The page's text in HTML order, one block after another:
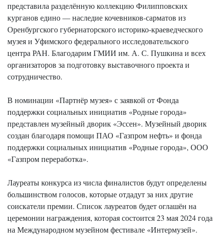
представила разделённую коллекцию Филипповских
курганов едино — наследие кочевников-сарматов из
Оренбургского губернаторского историко-краеведческого
музея и Уфимского федерального исследовательского
центра РАН. Благодарим ГМИИ им. А. С. Пушкина и всех
организаторов за подготовку выставочного проекта и
сотрудничество.
В номинации «Партнёр музея» с заявкой от Фонда
поддержки социальных инициатив «Родные города»
представлен музейный дворик «Эссен». Музейный дворик
создан благодаря помощи ПАО «Газпром нефть» и фонда
поддержки социальных инициатив «Родные города», ООО
«Газпром переработка».
Лауреаты конкурса из числа финалистов будут определены
большинством голосов, которые отдадут за них другие
соискатели премии. Список лауреатов будет оглашён на
церемонии награждения, которая состоится 23 мая 2024 года
на Международном музейном фестивале «Интермузей».